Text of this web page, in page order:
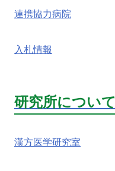
連携協力病院
入札情報
研究所について
漢方医学研究室